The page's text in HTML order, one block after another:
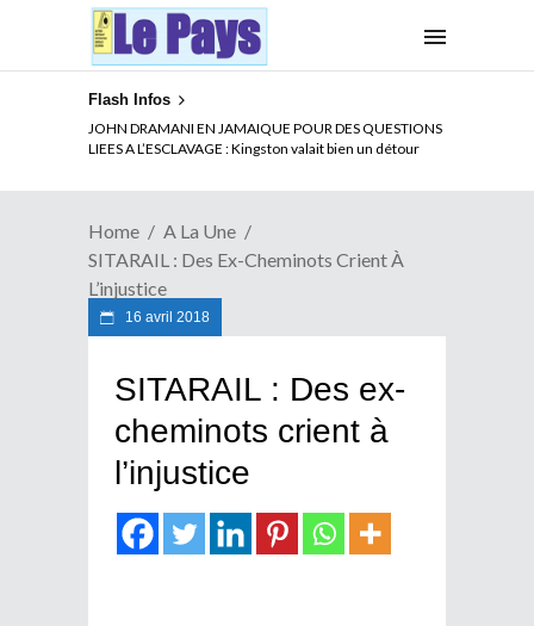
Flash Infos
JOHN DRAMANI EN JAMAIQUE POUR DES QUESTIONS
LIEES A L’ESCLAVAGE : Kingston valait bien un détour
ELECTION DE TALON A LA TETE DU SENAT BENINOIS :
Quand Patrice quitte le pouvoir sans partir !
Home
A La Une
SITARAIL : Des Ex-Cheminots Crient À
L’injustice
16 avril 2018
SITARAIL : Des ex-
cheminots crient à
l’injustice